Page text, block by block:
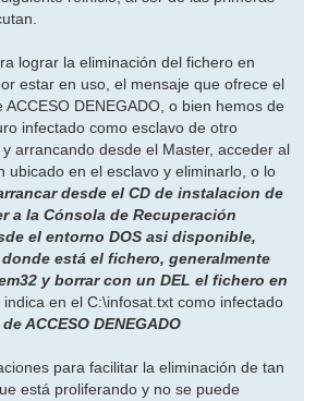
lograr la eliminación del fichero en
estar en uso, el mensaje que ofrece el
ACCESO DENEGADO, o bien hemos de
infectado como esclavo de otro
arrancando desde el Master, acceder al
ubicado en el esclavo y eliminarlo, o lo
desde el CD de instalacion de
a la Cónsola de Recuperación
el entorno DOS asi disponible,
está el fichero, generalmente
y borrar con un DEL el fichero en
indica en el C:\infosat.txt como infectado
ACCESO DENEGADO
para facilitar la eliminación de tan
está proliferando y no se puede